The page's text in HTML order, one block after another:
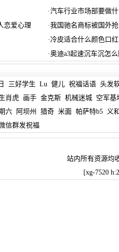
·汽车行业市场部要做
恋爱心理 ·我国驰名商标被国外
· 冷皮适合什么颜色口
·奥迪a3起速沉车沉怎
三好学生 Lu 健儿 祝福话语 头发
肖虎 画手 金克斯 机械迷城
空军基
六 阿坝州 猎奇 米面 帕萨特b5
义
信群发祝福
站内所有资源均
[xg-7520